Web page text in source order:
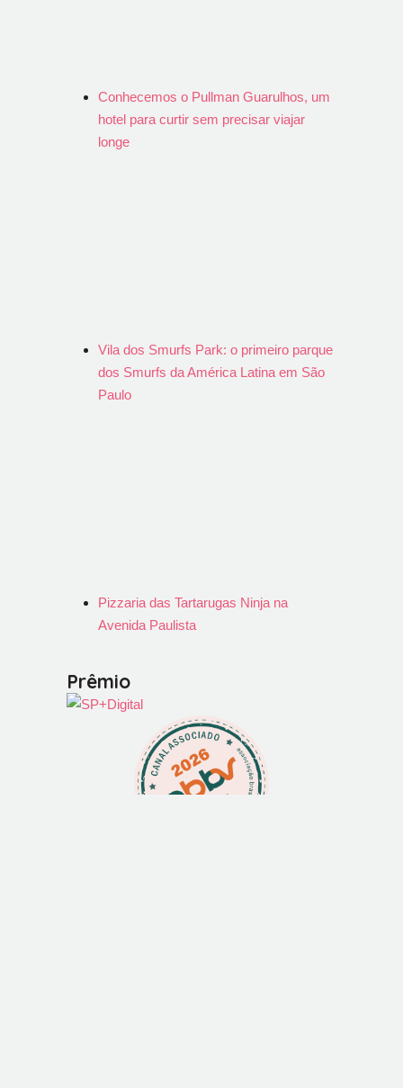
Conhecemos o Pullman Guarulhos, um
hotel para curtir sem precisar viajar
longe
Vila dos Smurfs Park: o primeiro parque
dos Smurfs da América Latina em São
Paulo
Pizzaria das Tartarugas Ninja na
Avenida Paulista
Prêmio